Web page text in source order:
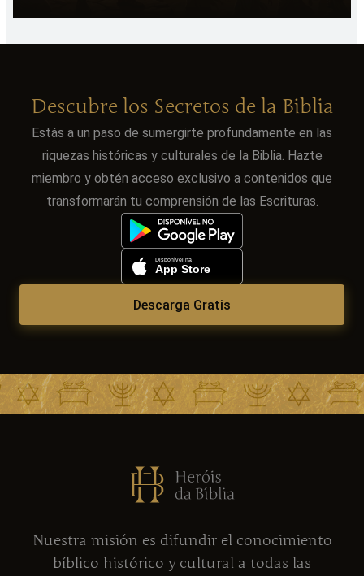
Descubre los Secretos de la Biblia
Estás a un paso de sumergirte profundamente en las
riquezas históricas y culturales de la Biblia. Hazte
miembro y obtén acceso exclusivo a contenidos que
transformarán tu comprensión de las Escrituras.
Descarga Gratis
Nuestra misión es difundir el conocimiento
bíblico histórico y cultural a todas las